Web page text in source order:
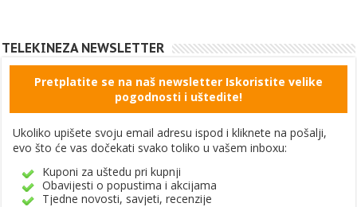
TELEKINEZA NEWSLETTER
Pretplatite se na naš newsletter Iskoristite velike
pogodnosti i uštedite!
Ukoliko upišete svoju email adresu ispod i kliknete na pošalji,
evo što će vas dočekati svako toliko u vašem inboxu:
Kuponi za uštedu pri kupnji
Obavijesti o popustima i akcijama
Tjedne novosti, savjeti, recenzije